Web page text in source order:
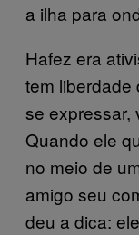
a ilha para
Hafez era
tem liberdade
se expressar,
Quando ele
no meio de
amigo seu
deu a dica: